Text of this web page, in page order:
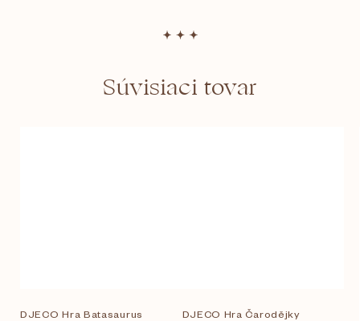
Súvisiaci tovar
DJECO Hra Batasaurus DJECO Hra Čarodějky